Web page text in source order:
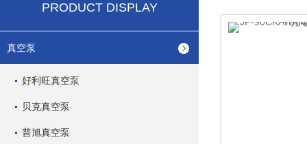
PRODUCT DISPLAY
真空泵
好利旺真空泵
贝克真空泵
普旭真空泵